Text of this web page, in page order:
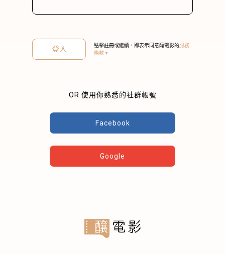
登入 點擊註冊或繼續，即表示同意釀電影的服務
條款 。
OR 使用你熟悉的社群帳號
Facebook
Google